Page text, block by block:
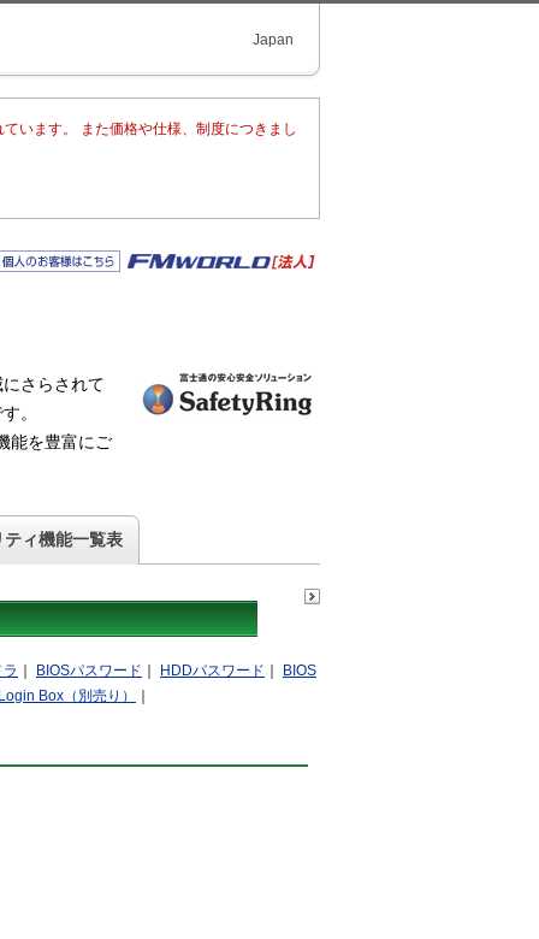
Japan
います。 また価格や仕様、制度につきまし
さらされて
。
能を豊富にご
ティ機能一覧表
｜ BIOSパスワード ｜ HDDパスワード ｜ BIOS
Box（別売り）
｜